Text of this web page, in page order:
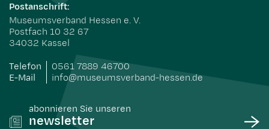
Postanschrift:
Museumsverband Hessen e. V.
Postfach 10 32 67
34032 Kassel
Telefon
0561 7889 46700
E-Mail
info@museumsverband-hessen.de
abonnieren Sie unseren
newsletter